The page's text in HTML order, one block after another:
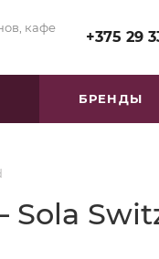
кафе
+375 29
БРЕНДЫ
Sola